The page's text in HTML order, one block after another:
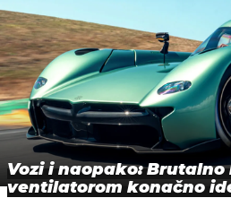
Vozi i naopako: Brutalno
ventilatorom konačno